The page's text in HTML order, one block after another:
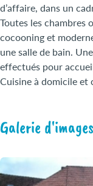
d’affaire, dans un
Toutes les chambres
cocooning et
une salle de bain.
effectués pour
Cuisine à domicile et
Galerie d'images